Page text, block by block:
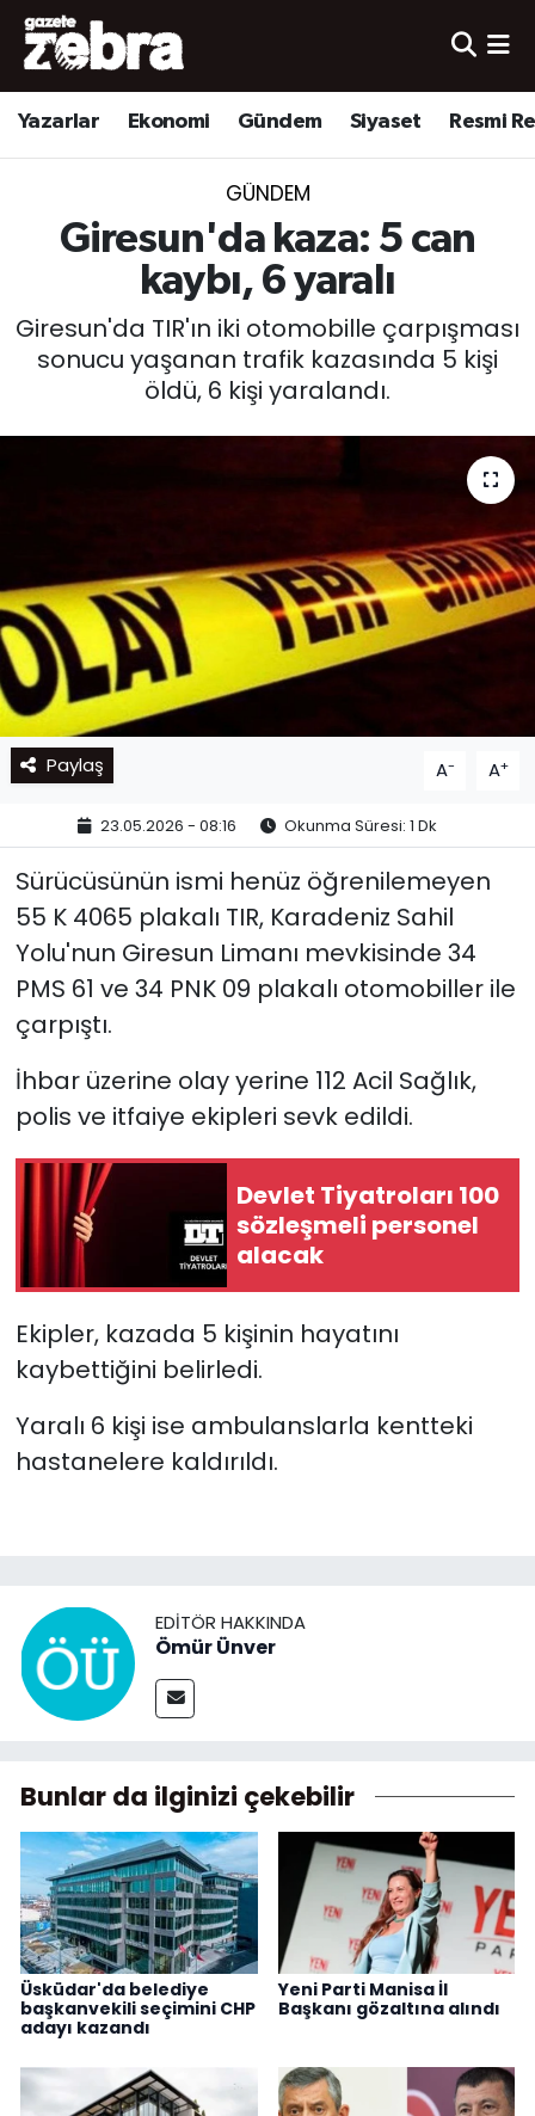
Yazarlar Ekonomi Gündem Siyaset Resmi
GÜNDEM
Giresun'da kaza: 5 can
kaybı, 6 yaralı
Giresun'da TIR'ın iki otomobille çarpışması
sonucu yaşanan trafik kazasında 5 kişi
öldü, 6 kişi yaralandı.
Paylaş A- A+
23.05.2026 - 08:16 Okunma Süresi: 1 Dk
Sürücüsünün ismi henüz öğrenilemeyen
55 K 4065 plakalı TIR, Karadeniz Sahil
Yolu'nun Giresun Limanı mevkisinde 34
PMS 61 ve 34 PNK 09 plakalı otomobiller ile
çarpıştı.
İhbar üzerine olay yerine 112 Acil Sağlık,
polis ve itfaiye ekipleri sevk edildi.
Devlet Tiyatroları 100
sözleşmeli personel
alacak
Ekipler, kazada 5 kişinin hayatını
kaybettiğini belirledi.
Yaralı 6 kişi ise ambulanslarla kentteki
hastanelere kaldırıldı.
EDITÖR HAKKINDA
Ömür Ünver
Bunlar da ilginizi çekebilir
Üsküdar'da belediye
başkanvekili seçimini CHP
adayı kazandı
Yeni Parti Manisa İl
Başkanı gözaltına alındı
Yazarlar
Ekonomi
Spor
Nöbetçi Eczaneler
Hava Durumu
Süper Lig Puan Durumu ve Fikstür
Tüm Manşetler
Son Dakika Haberleri